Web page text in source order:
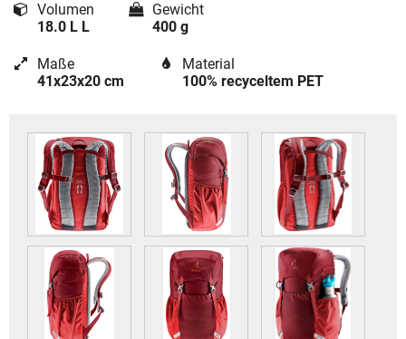
Volumen
18.0 L L
Gewicht
400 g
Maße
41x23x20 cm
Material
100% recyceltem PET